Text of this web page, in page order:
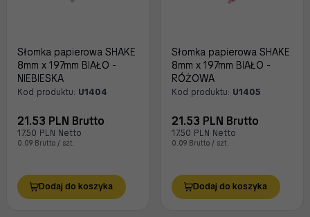
Słomka papierowa SHAKE
8mm x 197mm BIAŁO -
NIEBIESKA
Kod produktu: U1404
21.53 PLN Brutto
17.50 PLN Netto
0.09 Brutto / szt.
Dodaj do koszyka
Słomka papierowa SHAKE
8mm x 197mm BIAŁO -
RÓŻOWA
Kod produktu: U1405
21.53 PLN Brutto
17.50 PLN Netto
0.09 Brutto / szt.
Dodaj do koszyka